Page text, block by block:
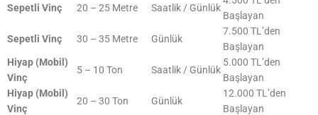
Sepetli Vinç 20 – 25 Metre Saatlik / Günlük
Başlayan
Sepetli Vinç 30 – 35 Metre Günlük
7.500 TL’den
Başlayan
Hiyap (Mobil)
Vinç
5 – 10 Ton Saatlik / Günlük
5.000 TL’den
Başlayan
Hiyap (Mobil)
Vinç
20 – 30 Ton Günlük
12.000 TL’den
Başlayan